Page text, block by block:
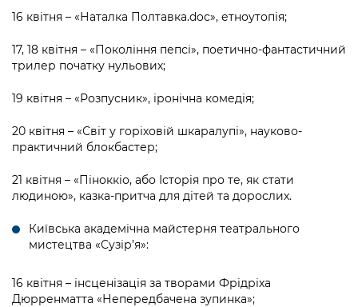
16 квітня – «Наталка Полтавка.doc», етноутопія;
17, 18 квітня – «Покоління пепсі», поетично-фантастичний
трилер початку нульових;
19 квітня – «Розпусник», іронічна комедія;
20 квітня – «Світ у горіховій шкаралупі», науково-
практичний блокбастер;
21 квітня – «Піноккіо, або Історія про те, як стати
людиною», казка-притча для дітей та дорослих.
Київська академічна майстерня театрального
мистецтва «Сузір’я»:
16 квітня – інсценізація за творами Фрідріха
Дюрренматта «Непередбачена зупинка»;